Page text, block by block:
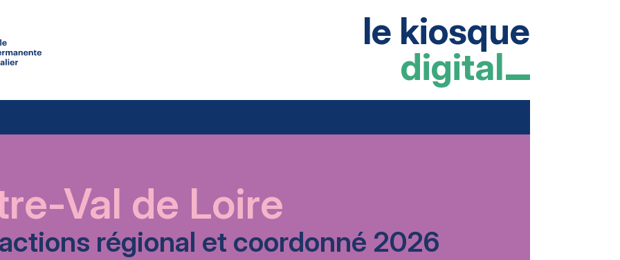
le kiosque
digital
Val de Loire
régional et coordonné 2026